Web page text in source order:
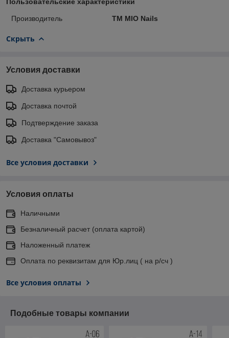
Производитель ТМ MIO Nails
Скрыть
Условия доставки
Доставка курьером
Доставка почтой
Подтверждение заказа
Доставка "Самовывоз"
Все условия доставки
Условия оплаты
Наличными
Безналичный расчет (оплата картой)
Наложенный платеж
Оплата по реквизитам для Юр.лиц ( на р/сч )
Все условия оплаты
Подобные товары компании